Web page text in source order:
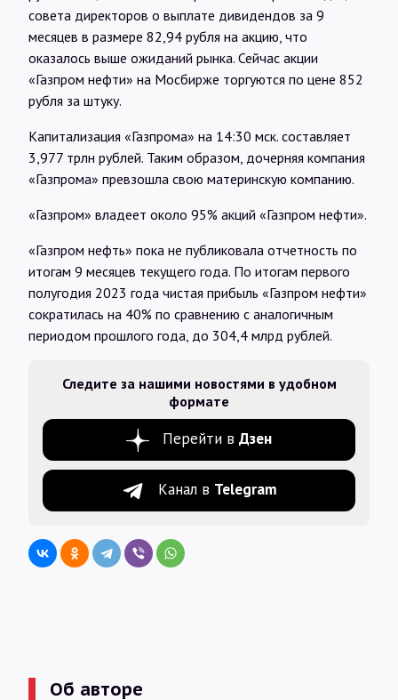
@Infotek_Russia
совета директоров о выплате дивидендов за 9
месяцев в размере 82,94 рубля на акцию, что
оказалось выше ожиданий рынка. Сейчас акции
«Газпром нефти» на Мосбирже торгуются по цене 852
рубля за штуку.
Капитализация «Газпрома» на 14:30 мск. составляет
3,977 трлн рублей. Таким образом, дочерняя компания
«Газпрома» превзошла свою материнскую компанию.
«Газпром» владеет около 95% акций «Газпром нефти».
«Газпром нефть» пока не публиковала отчетность по
итогам 9 месяцев текущего года. По итогам первого
полугодия 2023 года чистая прибыль «Газпром нефти»
сократилась на 40% по сравнению с аналогичным
периодом прошлого года, до 304,4 млрд рублей.
Следите за нашими новостями в удобном
формате
Перейти в Дзен
Канал в Telegram
Об авторе